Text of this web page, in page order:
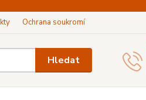
Ochrana soukromí
Hledat